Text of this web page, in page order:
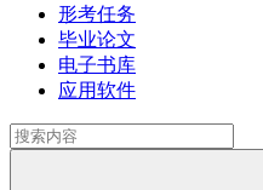
形考任务
毕业论文
电子书库
应用软件